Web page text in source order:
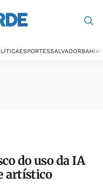
ESPORTESSALVADORBAHIA
do uso da IA
artístico